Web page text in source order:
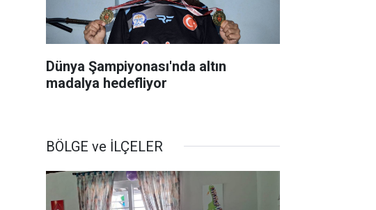
Dünya Şampiyonası'nda altın
madalya hedefliyor
BÖLGE ve İLÇELER